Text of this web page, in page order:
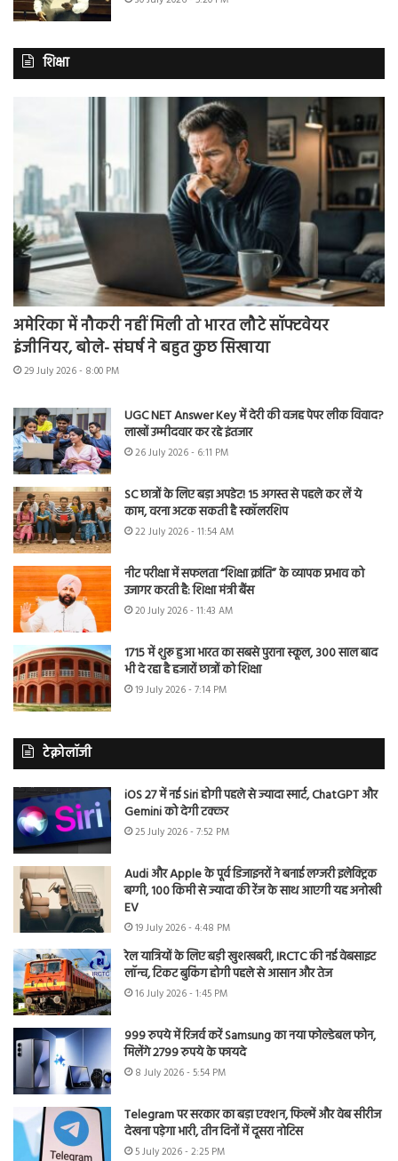
शिक्षा
अमेरिका में नौकरी नहीं मिली तो भारत लौटे सॉफ्टवेयर
इंजीनियर, बोले- संघर्ष ने बहुत कुछ सिखाया
29 July 2026 - 8:00 PM
UGC NET Answer Key में देरी की वजह पेपर लीक विवाद?
लाखों उम्मीदवार कर रहे इंतजार
26 July 2026 - 6:11 PM
SC छात्रों के लिए बड़ा अपडेट! 15 अगस्त से पहले कर लें ये
काम, वरना अटक सकती है स्कॉलरशिप
22 July 2026 - 11:54 AM
नीट परीक्षा में सफलता “शिक्षा क्रांति” के व्यापक प्रभाव को
उजागर करती है: शिक्षा मंत्री बैंस
20 July 2026 - 11:43 AM
1715 में शुरू हुआ भारत का सबसे पुराना स्कूल, 300 साल बाद
भी दे रहा है हजारों छात्रों को शिक्षा
19 July 2026 - 7:14 PM
टेक्नोलॉजी
iOS 27 में नई Siri होगी पहले से ज्यादा स्मार्ट, ChatGPT और
Gemini को देगी टक्कर
25 July 2026 - 7:52 PM
Audi और Apple के पूर्व डिजाइनरों ने बनाई लग्जरी इलेक्ट्रिक
बग्गी, 100 किमी से ज्यादा की रेंज के साथ आएगी यह अनोखी
EV
19 July 2026 - 4:48 PM
रेल यात्रियों के लिए बड़ी खुशखबरी, IRCTC की नई वेबसाइट
लॉन्च, टिकट बुकिंग होगी पहले से आसान और तेज
16 July 2026 - 1:45 PM
999 रुपये में रिजर्व करें Samsung का नया फोल्डेबल फोन,
मिलेंगे 2799 रुपये के फायदे
8 July 2026 - 5:54 PM
Telegram पर सरकार का बड़ा एक्शन, फिल्में और वेब सीरीज
देखना पड़ेगा भारी, तीन दिनों में दूसरा नोटिस
5 July 2026 - 2:25 PM